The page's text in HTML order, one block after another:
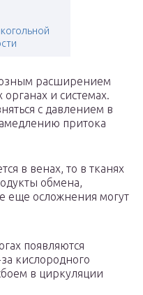
расширением
органах и системах.
с давлением в
притока
в венах, то в тканях
обмена,
еще осложнения могут
появляются
кислородного
в циркуляции